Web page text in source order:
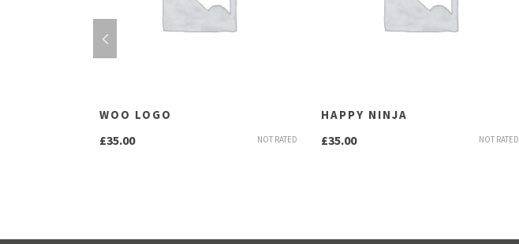
WOO LOGO
NOT RATED
£35.00
HAPPY NINJA
NOT RATED
£35.00